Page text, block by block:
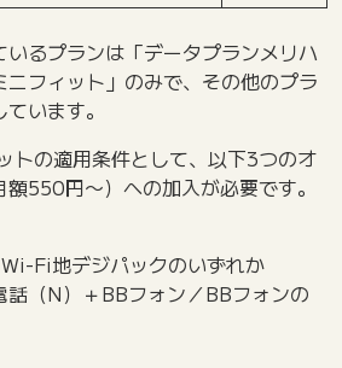
るプランは「データプランメリハ
ニフィット」のみで、その他のプラ
います。
トの適用条件として、以下3つのオ
550円〜）への加入が必要です。
Fi地デジパックのいずれか
話（N）＋BBフォン／BBフォンの